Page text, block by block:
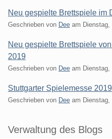
Neu gespielte Brettspiele im
Geschrieben von Dee am
Neu gespielte Brettspiele
2019
Geschrieben von Dee am
Stuttgarter Spielemesse 2019
Geschrieben von Dee am
Seitenleiste
Verwaltung des Blogs